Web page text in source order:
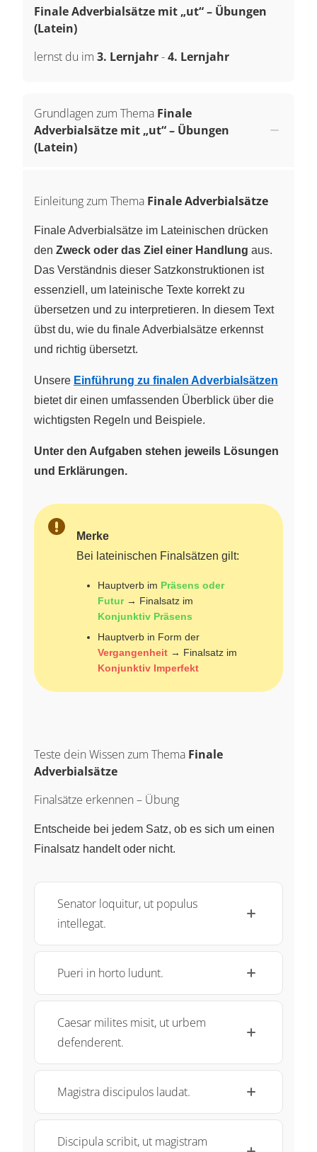
Finale Adverbialsätze mit „ut“ – Übungen
(Latein)
lernst du im 3. Lernjahr-4. Lernjahr
Grundlagen zum Thema Finale
Adverbialsätze mit „ut“ – Übungen
(Latein)
Einleitung zum Thema Finale Adverbialsätze
Finale Adverbialsätze im Lateinischen drücken
den Zweck oder das Ziel einer Handlung aus.
Das Verständnis dieser Satzkonstruktionen ist
essenziell, um lateinische Texte korrekt zu
übersetzen und zu interpretieren. In diesem Text
übst du, wie du finale Adverbialsätze erkennst
und richtig übersetzt.
Unsere Einführung zu finalen Adverbialsätzen
bietet dir einen umfassenden Überblick über die
wichtigsten Regeln und Beispiele.
Unter den Aufgaben stehen jeweils Lösungen
und Erklärungen.
Merke
Bei lateinischen Finalsätzen gilt:
Hauptverb im Präsens oder
Futur→ Finalsatz im
Konjunktiv Präsens
Hauptverb in Form der
Vergangenheit → Finalsatz im
Konjunktiv Imperfekt
Teste dein Wissen zum Thema Finale
Adverbialsätze
Finalsätze erkennen – Übung
Entscheide bei jedem Satz, ob es sich um einen
Finalsatz handelt oder nicht.
Senator loquitur, ut populus
intellegat.
Pueri in horto ludunt.
Caesar milites misit, ut urbem
defenderent.
Magistra discipulos laudat.
Discipula scribit, ut magistram